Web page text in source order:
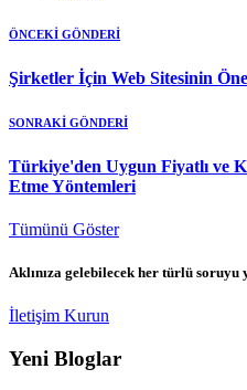
ÖNCEKİ GÖNDERİ
Şirketler İçin Web Sitesinin
SONRAKİ GÖNDERİ
Türkiye'den Uygun Fiyatlı ve
Etme Yöntemleri
Tümünü Göster
Aklınıza gelebilecek her türlü soruyu
İletişim Kurun
Yeni Bloglar